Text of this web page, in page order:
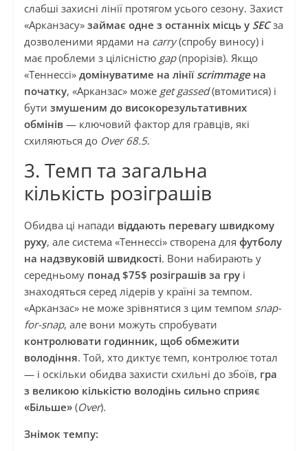
слабші захисні лінії протягом усього сезону. Захист
«Арканзасу» займає одне з останніх місць у SECза
дозволеними ярдами на carry(спробу виносу) і
має проблеми з цілісністю gap(прорізів). Якщо
«Теннессі» домінуватиме на лінії scrimmageна
початку, «Арканзас» може get gassed(втомитися) і
бути змушеним до високорезультативних
обмінів— ключовий фактор для гравців, які
схиляються до Over 68.5.
3. Темп та загальна
кількість розіграшів
Обидва ці напади віддають перевагу швидкому
руху, але система «Теннессі» створена для футболу
на надзвуковій швидкості. Вони набирають у
середньому понад $75$ розіграшів за груі
знаходяться серед лідерів у країні за темпом.
«Арканзас» не може зрівнятися з цим темпом snap-
for-snap, але вони можуть спробувати
контролювати годинник, щоб обмежити
володіння. Той, хто диктує темп, контролює тотал
— і оскільки обидва захисти схильні до збоїв, гра
з великою кількістю володінь сильно сприяє
«Більше»(Over).
Знімок темпу: